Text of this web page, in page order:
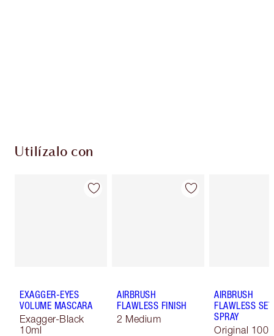
Utilízalo con
EXAGGER-EYES
VOLUME MASCARA
Exagger-Black
10ml
AIRBRUSH
FLAWLESS FINISH
2 Medium
AIRBRUSH
FLAWLESS
SPRAY
Original 100